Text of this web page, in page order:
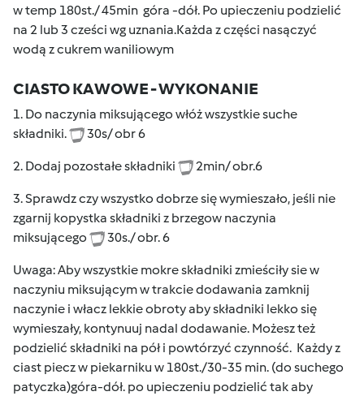
w temp 180st./ 45min góra -dół. Po upieczeniu podzielić
na 2 lub 3 cześci wg uznania.Każda z części nasączyć
wodą z cukrem waniliowym
CIASTO KAWOWE - WYKONANIE
1. Do naczynia miksującego włóż wszystkie suche
składniki.
30s/ obr 6
2. Dodaj pozostałe składniki 2min/ obr.6
3. Sprawdz czy wszystko dobrze się wymieszało, jeśli nie
zgarnij kopystka składniki z brzegow naczynia
miksującego
30s./ obr. 6
Uwaga: Aby wszystkie mokre składniki zmieściły sie w
naczyniu miksującym w trakcie dodawania zamknij
naczynie i włacz lekkie obroty aby składniki lekko się
wymieszały, kontynuuj nadal dodawanie. Możesz też
podzielić składniki na pół i powtórzyć czynność. Każdy z
ciast piecz w piekarniku w 180st./30-35 min. (do suchego
patyczka)góra-dół. po upieczeniu podzielić tak aby